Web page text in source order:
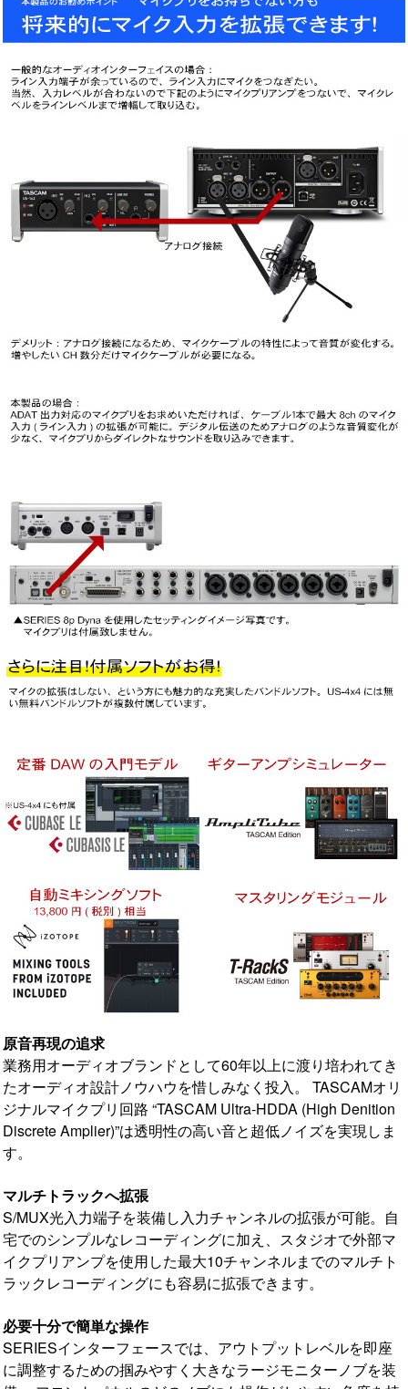
原音再現の追求
業務用オーディオブランドとして60年以上に渡り培われてき
たオーディオ設計ノウハウを惜しみなく投入。 TASCAMオリ
ジナルマイクプリ回路 “TASCAM Ultra-HDDA (High Denition
Discrete Amplier)”は透明性の高い音と超低ノイズを実現しま
す。
マルチトラックへ拡張
S/MUX光入力端子を装備し入力チャンネルの拡張が可能。自
宅でのシンプルなレコーディングに加え、スタジオで外部マ
イクプリアンプを使用した最大10チャンネルまでのマルチト
ラックレコーディングにも容易に拡張できます。
必要十分で簡単な操作
SERIESインターフェースでは、アウトプットレベルを即座
に調整するための掴みやすく大きなラージモニターノブを装